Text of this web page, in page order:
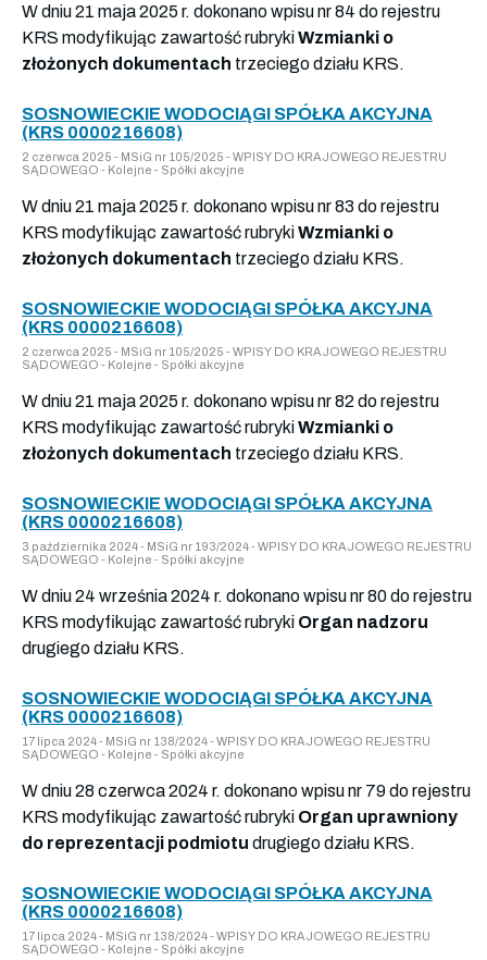
W dniu 21 maja 2025 r. dokonano wpisu nr 84 do rejestru
KRS modyfikując zawartość rubrykiWzmianki o
złożonych dokumentach trzeciego działu KRS.
SOSNOWIECKIE WODOCIĄGI SPÓŁKA AKCYJNA
(KRS 0000216608)
2 czerwca 2025 - MSiG nr 105/2025 - WPISY DO KRAJOWEGO REJESTRU
SĄDOWEGO - Kolejne - Spółki akcyjne
W dniu 21 maja 2025 r. dokonano wpisu nr 83 do rejestru
KRS modyfikując zawartość rubrykiWzmianki o
złożonych dokumentach trzeciego działu KRS.
SOSNOWIECKIE WODOCIĄGI SPÓŁKA AKCYJNA
(KRS 0000216608)
2 czerwca 2025 - MSiG nr 105/2025 - WPISY DO KRAJOWEGO REJESTRU
SĄDOWEGO - Kolejne - Spółki akcyjne
W dniu 21 maja 2025 r. dokonano wpisu nr 82 do rejestru
KRS modyfikując zawartość rubrykiWzmianki o
złożonych dokumentach trzeciego działu KRS.
SOSNOWIECKIE WODOCIĄGI SPÓŁKA AKCYJNA
(KRS 0000216608)
3 października 2024 - MSiG nr 193/2024 - WPISY DO KRAJOWEGO REJESTRU
SĄDOWEGO - Kolejne - Spółki akcyjne
W dniu 24 września 2024 r. dokonano wpisu nr 80 do rejestru
KRS modyfikując zawartość rubryki Organ nadzoru
drugiego działu KRS.
SOSNOWIECKIE WODOCIĄGI SPÓŁKA AKCYJNA
(KRS 0000216608)
17 lipca 2024 - MSiG nr 138/2024 - WPISY DO KRAJOWEGO REJESTRU
SĄDOWEGO - Kolejne - Spółki akcyjne
W dniu 28 czerwca 2024 r. dokonano wpisu nr 79 do rejestru
KRS modyfikując zawartość rubryki Organ uprawniony
do reprezentacji podmiotu drugiego działu KRS.
SOSNOWIECKIE WODOCIĄGI SPÓŁKA AKCYJNA
(KRS 0000216608)
17 lipca 2024 - MSiG nr 138/2024 - WPISY DO KRAJOWEGO REJESTRU
SĄDOWEGO - Kolejne - Spółki akcyjne